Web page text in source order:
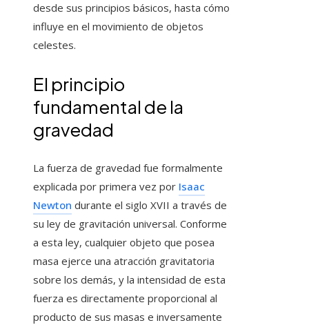
desde sus principios básicos, hasta cómo
influye en el movimiento de objetos
celestes.
El principio
fundamental de la
gravedad
La fuerza de gravedad fue formalmente
explicada por primera vez por Isaac
Newton durante el siglo XVII a través de
su ley de gravitación universal. Conforme
a esta ley, cualquier objeto que posea
masa ejerce una atracción gravitatoria
sobre los demás, y la intensidad de esta
fuerza es directamente proporcional al
producto de sus masas e inversamente